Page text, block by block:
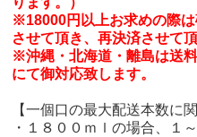
※18000円以上お求めの際
させて頂き、再決済させて頂
※沖縄・北海道・離島は送
にて御対応致します。
【一個口の最大配送本数に
・１８００ｍｌの場合、１